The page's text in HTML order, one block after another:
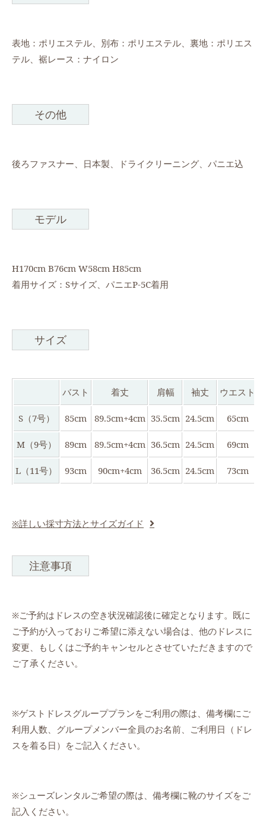
表地：ポリエステル、別布：ポリエステル、裏地：ポリエス
テル、裾レース：ナイロン
その他
後ろファスナー、日本製、ドライクリーニング、パニエ込
モデル
H170cm B76cm W58cm H85cm
着用サイズ：Sサイズ、パニエP-5C着用
サイズ
バスト 着丈 肩幅 袖丈 ウエスト
S（7号） 85cm 89.5cm+4cm 35.5cm 24.5cm 65cm
M（9号） 89cm 89.5cm+4cm 36.5cm 24.5cm 69cm
L（11号） 93cm 90cm+4cm 36.5cm 24.5cm 73cm
※詳しい採寸方法とサイズガイド
注意事項
※ご予約はドレスの空き状況確認後に確定となります。既に
ご予約が入っておりご希望に添えない場合は、他のドレスに
変更、もしくはご予約キャンセルとさせていただきますので
ご了承ください。
※ゲストドレスグループプランをご利用の際は、備考欄にご
利用人数、グループメンバー全員のお名前、ご利用日（ドレ
スを着る日）をご記入ください。
※シューズレンタルご希望の際は、備考欄に靴のサイズをご
記入ください。